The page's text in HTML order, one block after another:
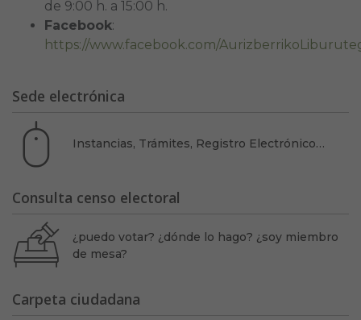
de 9:00 h. a 15:00 h.
Facebook:
https://www.facebook.com/
Sede electrónica
Instancias, Trámites, Registro Electrónico…
Consulta censo electoral
¿puedo votar? ¿dónde lo hago? ¿soy miembro
de mesa?
Carpeta ciudadana